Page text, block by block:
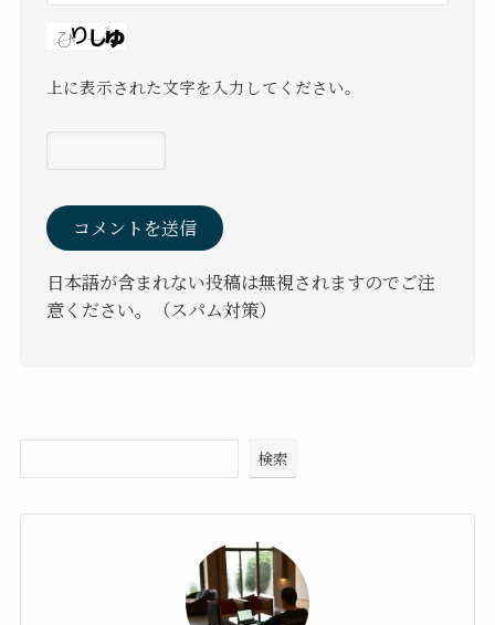
上に表示された文字を入力してください。
日本語が含まれない投稿は無視されますのでご注
意ください。（スパム対策）
検索